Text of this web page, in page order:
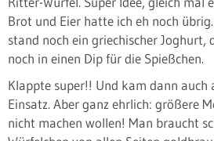
Brot und Eier hatte ich eh noch
stand noch ein griechischer Joghurt,
noch in einen Dip für die Spießchen.
Klappte super!! Und kam dann auch
Einsatz. Aber ganz ehrlich: größere
nicht machen wollen! Man braucht